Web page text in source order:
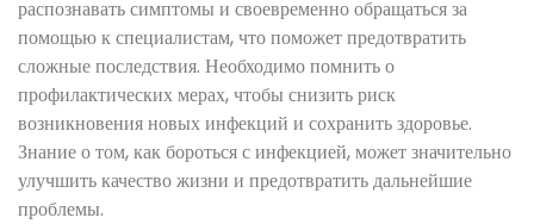
распознавать симптомы и своевременно обращаться за
помощью к специалистам, что поможет предотвратить
сложные последствия. Необходимо помнить о
профилактических мерах, чтобы снизить риск
возникновения новых инфекций и сохранить здоровье.
Знание о том, как бороться с инфекцией, может значительно
улучшить качество жизни и предотвратить дальнейшие
проблемы.